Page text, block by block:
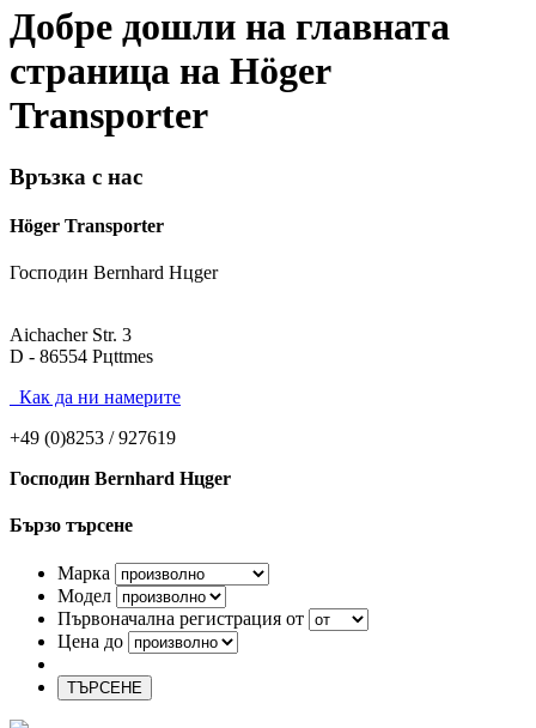
Добре дошли на главната
страница на Höger
Transporter
Връзка с нас
Höger Transporter
Господин Bernhard Hцger
Aichacher Str. 3
D - 86554 Pцttmes
Как да ни намерите
+49 (0)8253 / 927619
Господин Bernhard Hцger
Бързо търсене
Марка
Модел
Първоначална регистрация от
Цена до
ТЪРСЕНЕ